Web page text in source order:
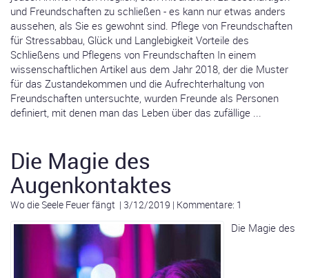
und Freundschaften zu schließen - es kann nur etwas anders
aussehen, als Sie es gewohnt sind. Pflege von Freundschaften
für Stressabbau, Glück und Langlebigkeit Vorteile des
Schließens und Pflegens von Freundschaften In einem
wissenschaftlichen Artikel aus dem Jahr 2018, der die Muster
für das Zustandekommen und die Aufrechterhaltung von
Freundschaften untersuchte, wurden Freunde als Personen
definiert, mit denen man das Leben über das zufällige ...
Die Magie des
Augenkontaktes
Wo die Seele Feuer fängt | 3/12/2019 | Kommentare: 1
Die Magie des